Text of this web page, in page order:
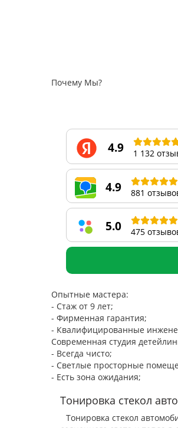
Почему Мы?
4.9 1 132
4.9 881
5.0 475
Опытные мастера:
- Стаж от 9 лет;
- Фирменная гарантия;
- Квалифицированные
Современная студия
- Всегда чисто;
- Светлые просторные
- Есть зона ожидания;
Тонировка стекол
Тонировка стекол